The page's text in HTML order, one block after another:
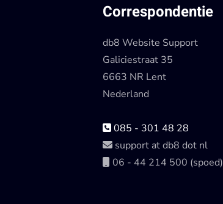
Correspondentie
db8 Website Support
Galiciestraat 35
6663 NR Lent
Nederland
085 - 301 48 28
support at db8 dot nl
06 - 44 214 500 (spoed)